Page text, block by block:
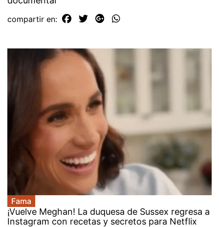
compartir en:
Fama
¡Vuelve Meghan! La duquesa de Sussex regresa a
Instagram con recetas y secretos para Netflix